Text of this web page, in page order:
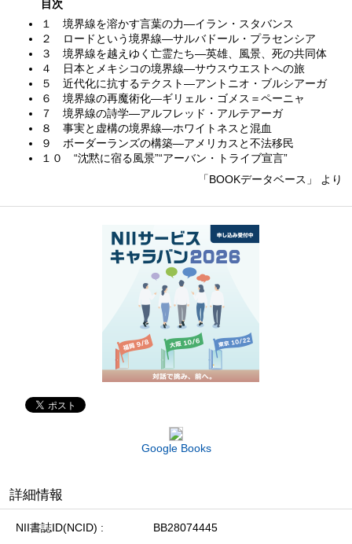
目次
１ 境界線を溶かす言葉の力—イラン・スタバンス
２ ロードという境界線—サルバドール・プラセンシア
３ 境界線を越えゆく亡霊たち—英雄、風景、死の共同体
４ 日本とメキシコの境界線—サウスウエストへの旅
５ 近代化に抗するテクスト—アントニオ・ブルシアーガ
６ 境界線の再魔術化—ギリェル・ゴメス＝ペーニャ
７ 境界線の詩学—アルフレッド・アルテアーガ
８ 事実と虚構の境界線—ホワイトネスと混血
９ ボーダーランズの構築—アメリカスと不法移民
１０ “沈黙に宿る風景”“アーバン・トライブ宣言”
「BOOKデータベース」 より
Google Books
詳細情報
NII書誌ID(NCID)
BB28074445